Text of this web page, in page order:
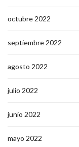
octubre 2022
septiembre 2022
agosto 2022
julio 2022
junio 2022
mayo 2022